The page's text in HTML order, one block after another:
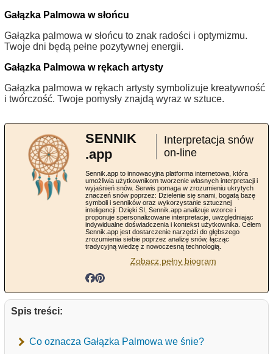
Gałązka Palmowa w słońcu
Gałązka palmowa w słońcu to znak radości i optymizmu.
Twoje dni będą pełne pozytywnej energii.
Gałązka Palmowa w rękach artysty
Gałązka palmowa w rękach artysty symbolizuje kreatywność
i twórczość. Twoje pomysły znajdą wyraz w sztuce.
SENNIK
.app
Interpretacja snów
on-line
Sennik.app to innowacyjna platforma internetowa, która
umożliwia użytkownikom tworzenie własnych interpretacji i
wyjaśnień snów. Serwis pomaga w zrozumieniu ukrytych
znaczeń snów poprzez: Dzielenie się snami, bogatą bazę
symboli i senników oraz wykorzystanie sztucznej
inteligencji: Dzięki SI, Sennik.app analizuje wzorce i
proponuje spersonalizowane interpretacje, uwzględniając
indywidualne doświadczenia i kontekst użytkownika. Celem
Sennik.app jest dostarczenie narzędzi do głębszego
zrozumienia siebie poprzez analizę snów, łącząc
tradycyjną wiedzę z nowoczesną technologią.
Zobacz pełny biogram
Spis treści:
Co oznacza Gałązka Palmowa we śnie?